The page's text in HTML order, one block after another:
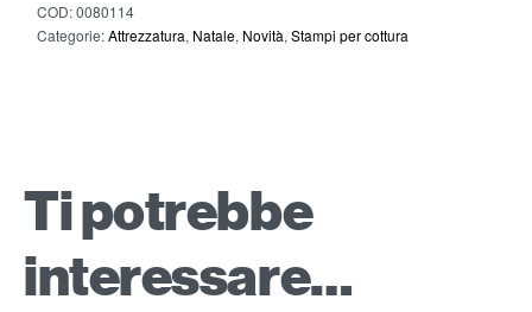
COD:0080114
Categorie:Attrezzatura, Natale, Novità,Stampi per cottura
Ti potrebbe
interessare…